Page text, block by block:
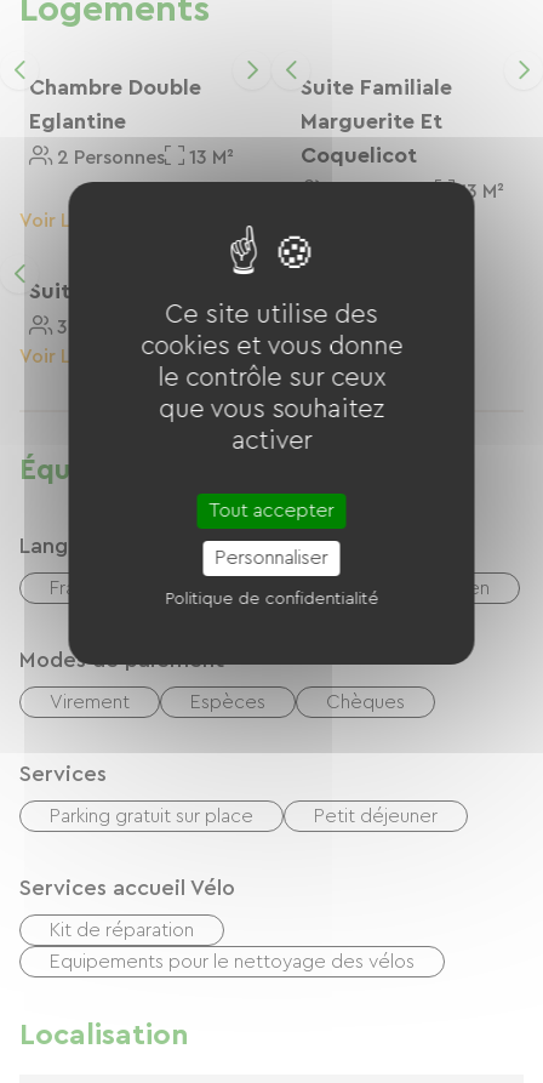
Logements
Chambre Double
Eglantine
2 Personnes 13 M²
Voir Le Logement
Suite Familiale
Marguerite Et
Coquelicot
13 M²
Suite Clématite
3 Personnes
50 M²
Voir Le Logement
Équipements
Langues parlées
Français Anglais Allemand Italien
Modes de paiement
Virement Espèces Chèques
Services
Parking gratuit sur place Petit déjeuner
Services accueil Vélo
Kit de réparation
Equipements pour le nettoyage des vélos
Localisation
Ce site utilise des
cookies et vous donne
le contrôle sur ceux
que vous souhaitez
activer
Tout accepter
Personnaliser
Politique de confidentialité